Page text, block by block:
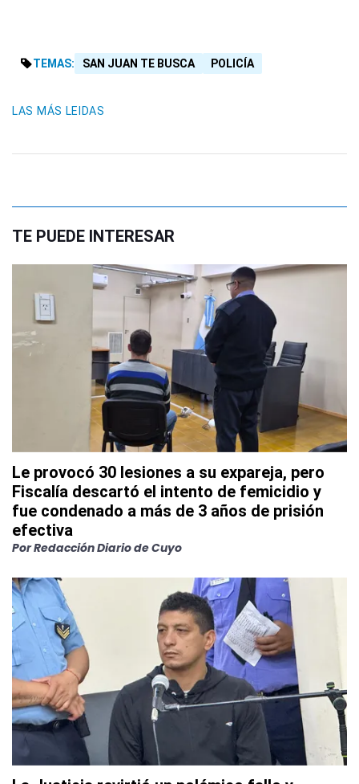
TEMAS: SAN JUAN TE BUSCA POLICÍA
LAS MÁS LEIDAS
TE PUEDE INTERESAR
Le provocó 30 lesiones a su expareja, pero
Fiscalía descartó el intento de femicidio y
fue condenado a más de 3 años de prisión
efectiva
PorRedacción Diario de Cuyo